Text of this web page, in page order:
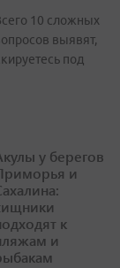
10 сложных
выявят,
под
у берегов
и
к
и